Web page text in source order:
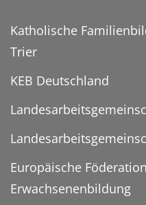
Katholische
Trier
KEB Deutschland
Europäische
Erwachsenenbildung